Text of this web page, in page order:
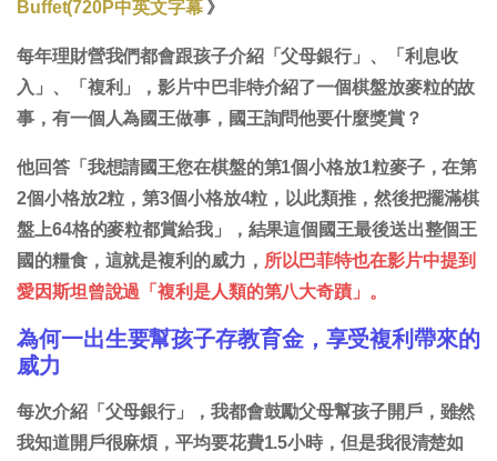
Buffet(720P中英文字幕 》
每年理財營我們都會跟孩子介紹「父母銀行」、「利息收
入」、「複利」，影片中巴非特介紹了一個棋盤放麥粒的故
事，有一個人為國王做事，國王詢問他要什麼獎賞？
他回答「我想請國王您在棋盤的第1個小格放1粒麥子，在第
2個小格放2粒，第3個小格放4粒，以此類推，然後把擺滿棋
盤上64格的麥粒都賞給我」，結果這個國王最後送出整個王
國的糧食，這就是複利的威力， 所以巴菲特也在影片中提到
愛因斯坦曾說過「複利是人類的第八大奇蹟」。
為何一出生要幫孩子存教育金，享受複利帶來的
威力
每次介紹「父母銀行」，我都會鼓勵父母幫孩子開戶，雖然
我知道開戶很麻煩，平均要花費1.5小時，但是我很清楚如